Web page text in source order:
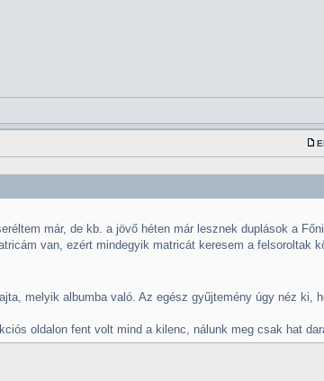
már, de kb. a jövő héten már lesznek duplások a
van, ezért mindegyik matricát keresem a felsoroltak
melyik albumba való. Az egész gyűjtemény úgy néz ki,
oldalon fent volt mind a kilenc, nálunk meg csak hat